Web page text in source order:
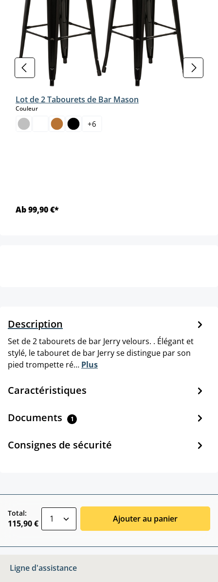
Lot de 2 Tabourets de Bar Mason
Couleurselect
+6
Ab 99,90 €*
Description
Set de 2 tabourets de bar Jerry velours. . Élégant et
stylé, le tabouret de bar Jerry se distingue par son
pied trompette ré… Plus
Caractéristiques
Documents 1
Consignes de sécurité
Total:
115,90 € Ajouter au panier
Ligne d'assistance